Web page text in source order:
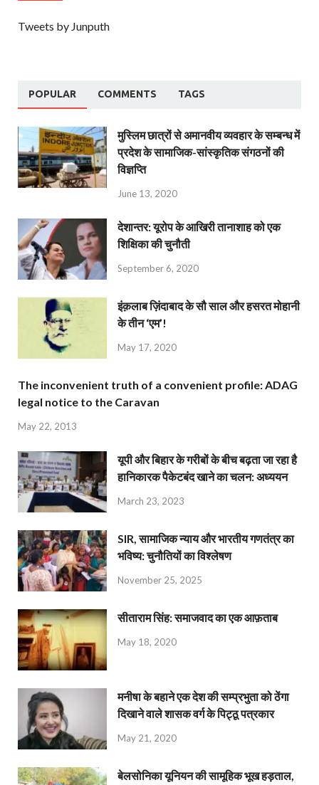
Tweets by Junputh
POPULAR COMMENTS TAGS
मुस्लिम छात्रों से अमानवीय व्यवहार के सम्बन्ध में
प्रदेश के सामाजिक-सांस्कृतिक संगठनों की
विज्ञप्ति
June 13, 2020
देशान्‍तर: यूरोप के आखिरी तानाशाह को एक
शिक्षिका की चुनौती
September 6, 2020
इंक़लाब ज़िंदाबाद के सौ साल और हसरत मोहानी
के तीन ‘एम’!
May 17, 2020
The inconvenient truth of a convenient profile: ADAG
legal notice to the Caravan
May 22, 2013
यूपी और बिहार के गरीबों के बीच बढ़ता जा रहा है
हानिकारक पैकेटबंद खाने का चलन: अध्ययन
March 23, 2023
SIR, सामाजिक न्याय और भारतीय गणतंत्र का
भविष्य: चुनौतियों का विश्लेषण
November 25, 2025
सीताराम सिंह: समाजवाद का एक आफ़ताब
May 18, 2020
मनीषा के बहाने एक देश की सम्प्रभुता को ठेंगा
दिखाने वाले शासक वर्ग के पिट्ठू पत्रकार
May 21, 2020
बेलसोनिका यूनियन की सामूहिक भूख हड़ताल,